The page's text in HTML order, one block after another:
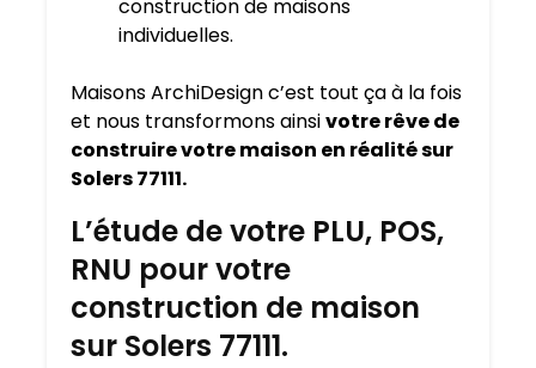
construction de maisons
individuelles.
Maisons ArchiDesign c’est tout ça à la fois
et nous transformons ainsivotre rêve de
construire votre maison en réalité sur
Solers 77111.
L’étude de votre PLU, POS,
RNU pour votre
construction de maison
sur Solers 77111.